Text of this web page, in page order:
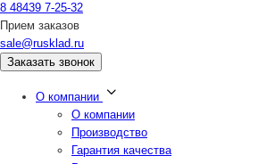
8 48439 7-25-32
Прием заказов
sale@rusklad.ru
Заказать звонок
О компании
О компании
Производство
Гарантия качества